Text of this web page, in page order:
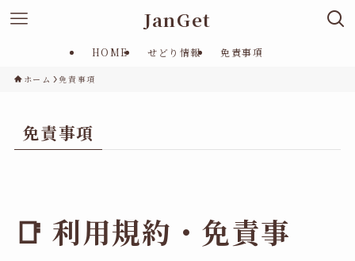
JanGet
HOME せどり情報 免責事項
ホーム 免責事項
免責事項
📑 利用規約・免責事